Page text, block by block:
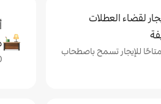
لقضاء العطلات
إقامة متاحًا للإيجار تسمح باصطحاب